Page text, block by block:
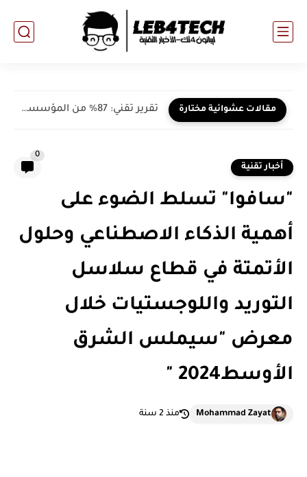
مقالات عشوائية مختارة تقرير تقني: 87% من المؤسسات تعرضت لاختراق أمني خلال 2023
أخبار تقنية
0
"سافوا" تسلط الضوء على
أهمية الذكاء الاصطناعي وحلول
الأتمتة في قطاع سلاسل
التوريد واللوجستيات خلال
معرض "سيملس الشرق
الأوسط2024 "
Mohammad Zayat منذ 2 سنة